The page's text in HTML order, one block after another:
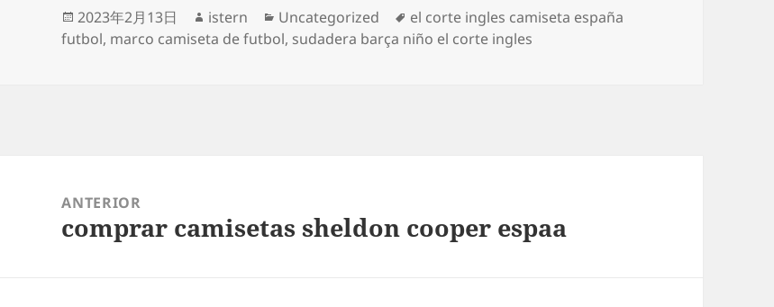
Publicado
el
2023年2月13日 Autor
istern Categorías
Uncategorized Etiquetas
el corte ingles camiseta españa
futbol, marco camiseta de futbol, sudadera barça niño el corte ingles
entradas
ANTERIOR
Entrada
comprar camisetas sheldon cooper espaa